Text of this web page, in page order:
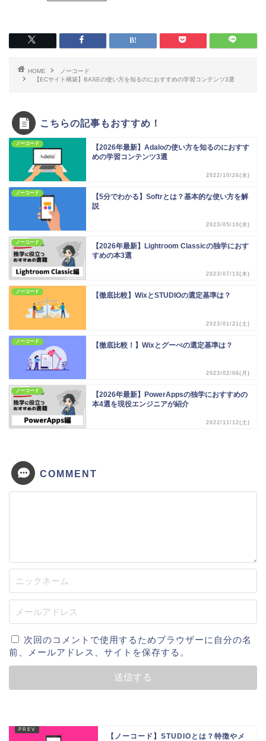
HOME
ノーコード
【ECサイト構築】BASEの使い方を知るのにおすすめの学習コンテンツ3選
こちらの記事もおすすめ！
ノーコード
【2026年最新】Adaloの使い方を知るのにおすす
めの学習コンテンツ3選
2022/10/26(水)
ノーコード
【5分でわかる】Softrとは？基本的な使い方を解
説
2023/05/10(水)
ノーコード
【2026年最新】Lightroom Classicの独学におす
すめの本3選
2023/07/13(木)
ノーコード 【徹底比較】WixとSTUDIOの選定基準は？
2023/01/21(土)
ノーコード 【徹底比較！】Wixとグーぺの選定基準は？
2023/02/06(月)
ノーコード
【2026年最新】PowerAppsの独学におすすめの
本4選を現役エンジニアが紹介
2022/11/12(土)
COMMENT
次回のコメントで使用するためブラウザーに自分の名
前、メールアドレス、サイトを保存する。
【ノーコード】STUDIOとは？特徴やメ